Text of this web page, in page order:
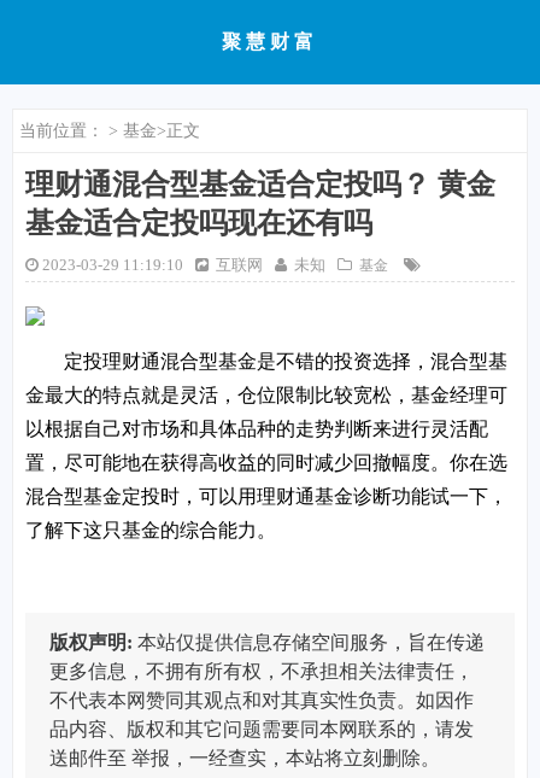
聚慧财富
当前位置： > 基金>正文
理财通混合型基金适合定投吗？ 黄金
基金适合定投吗现在还有吗
2023-03-29 11:19:10 互联网 未知 基金
定投理财通混合型基金是不错的投资选择，混合型基
金最大的特点就是灵活，仓位限制比较宽松，基金经理可
以根据自己对市场和具体品种的走势判断来进行灵活配
置，尽可能地在获得高收益的同时减少回撤幅度。你在选
混合型基金定投时，可以用理财通基金诊断功能试一下，
了解下这只基金的综合能力。
版权声明: 本站仅提供信息存储空间服务，旨在传递
更多信息，不拥有所有权，不承担相关法律责任，
不代表本网赞同其观点和对其真实性负责。如因作
品内容、版权和其它问题需要同本网联系的，请发
送邮件至 举报，一经查实，本站将立刻删除。